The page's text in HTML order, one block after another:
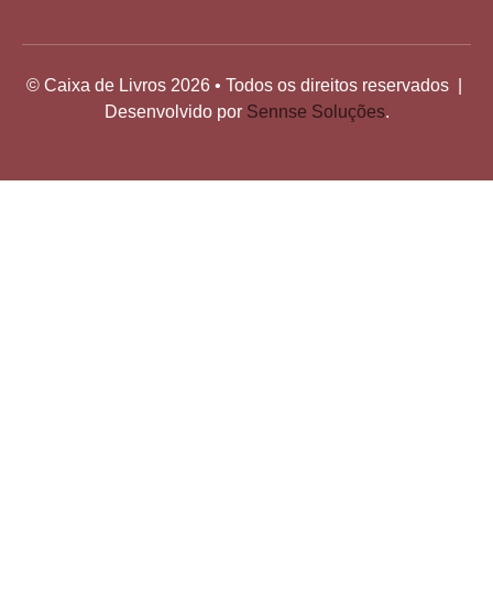
© Caixa de Livros 2026 • Todos os direitos reservados |
Desenvolvido por Sennse Soluções.